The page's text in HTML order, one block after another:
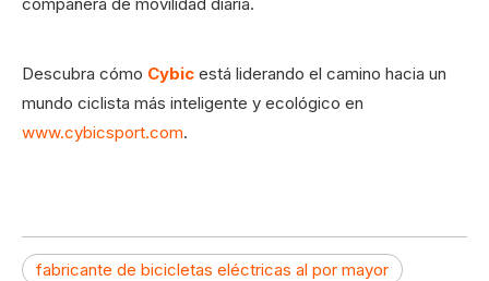
Descubra cómo Cybic está liderando el camino hacia un
mundo ciclista más inteligente y ecológico en
www.cybicsport.com.
fabricante de bicicletas eléctricas al por mayor